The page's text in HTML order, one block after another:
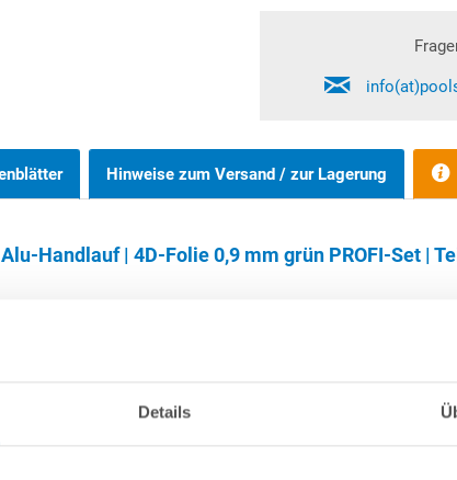
Details
Hinweise zum Versand / zur Lagerung
Handlauf | 4D-Folie 0,9 mm grün PROFI-Set |
m und 1,35 m können wahlweise frei aufgestellt oder
Sie, dass der eingelassene Bereich des
der Poolgröße sowie auch von der Aufstellvariante - immer